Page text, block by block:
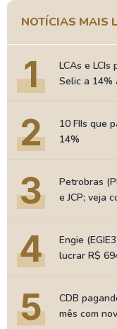
NOTÍCIAS MAIS
1
LCAs e
Selic a 14%
2
10 FIIs que
14%
3
Petrobras
e JCP; veja
4
Engie
lucrar R$
5
CDB
mês com